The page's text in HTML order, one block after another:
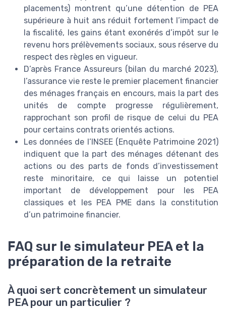
placements) montrent qu’une détention de PEA
supérieure à huit ans réduit fortement l’impact de
la fiscalité, les gains étant exonérés d’impôt sur le
revenu hors prélèvements sociaux, sous réserve du
respect des règles en vigueur.
D’après France Assureurs (bilan du marché 2023),
l’assurance vie reste le premier placement financier
des ménages français en encours, mais la part des
unités de compte progresse régulièrement,
rapprochant son profil de risque de celui du PEA
pour certains contrats orientés actions.
Les données de l’INSEE (Enquête Patrimoine 2021)
indiquent que la part des ménages détenant des
actions ou des parts de fonds d’investissement
reste minoritaire, ce qui laisse un potentiel
important de développement pour les PEA
classiques et les PEA PME dans la constitution
d’un patrimoine financier.
FAQ sur le simulateur PEA et la
préparation de la retraite
À quoi sert concrètement un simulateur
PEA pour un particulier ?